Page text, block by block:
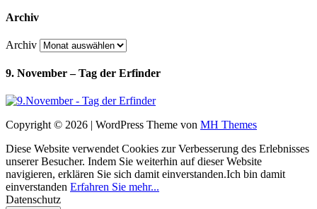
Archiv
Archiv
9. November – Tag der Erfinder
Copyright © 2026 | WordPress Theme von MH Themes
Diese Website verwendet Cookies zur Verbesserung des Erlebnisses
unserer Besucher. Indem Sie weiterhin auf dieser Website
navigieren, erklären Sie sich damit einverstanden.Ich bin damit
einverstanden Erfahren Sie mehr...
Datenschutz